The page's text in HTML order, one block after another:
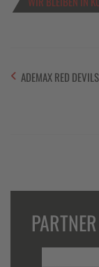
ADEMAX RED
PARTNER